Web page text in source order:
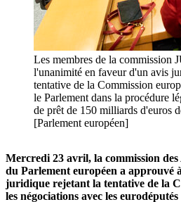
Les membres de la commission
l'unanimité en faveur d'un avis
tentative de la Commission
le Parlement dans la procédure
de prêt de 150 milliards d'euros
[Parlement européen]
Mercredi 23 avril, la commission
du Parlement européen a approuvé
juridique rejetant la tentative de la
les négociations avec les